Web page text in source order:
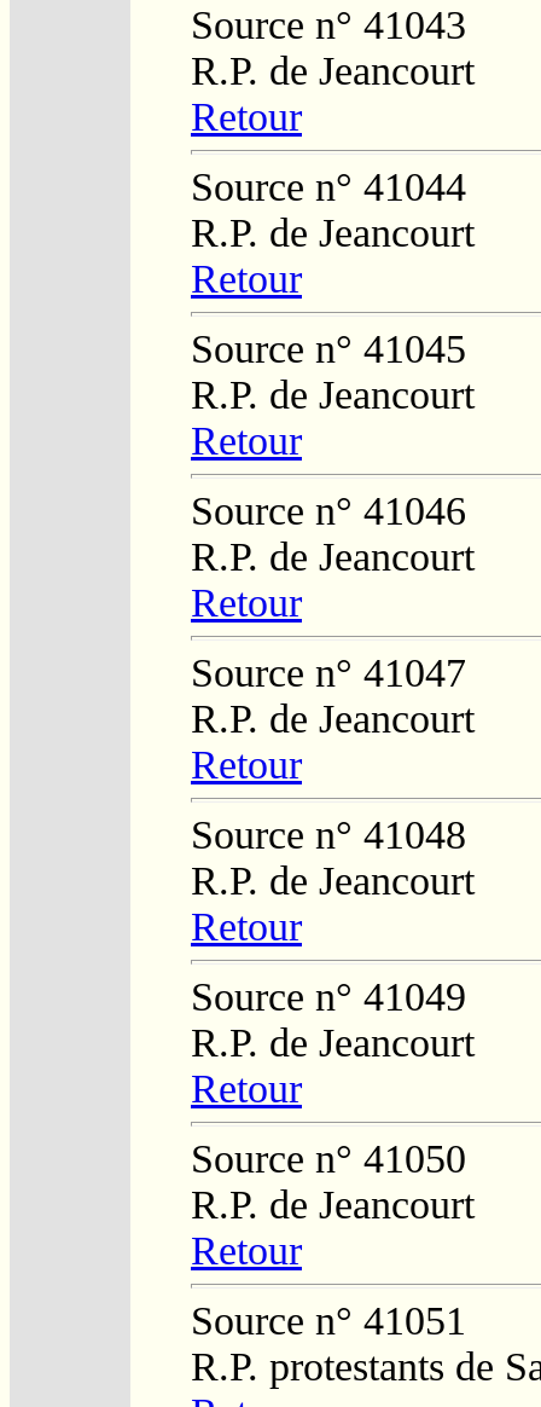
Source n° 41043
R.P. de Jeancourt
Retour
Source n° 41044
R.P. de Jeancourt
Retour
Source n° 41045
R.P. de Jeancourt
Retour
Source n° 41046
R.P. de Jeancourt
Retour
Source n° 41047
R.P. de Jeancourt
Retour
Source n° 41048
R.P. de Jeancourt
Retour
Source n° 41049
R.P. de Jeancourt
Retour
Source n° 41050
R.P. de Jeancourt
Retour
Source n° 41051
R.P. protestants de